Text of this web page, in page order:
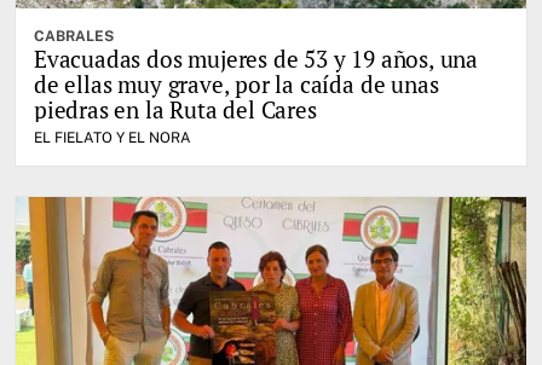
CABRALES
Evacuadas dos mujeres de 53 y 19 años, una
de ellas muy grave, por la caída de unas
piedras en la Ruta del Cares
EL FIELATO Y EL NORA